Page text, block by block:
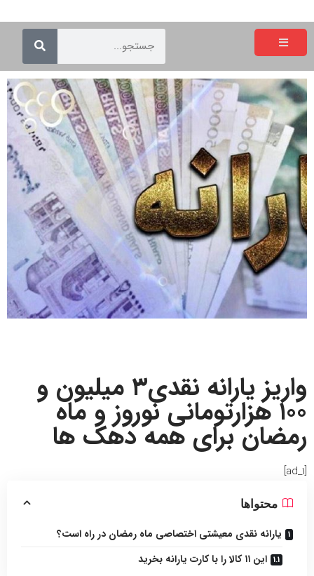
واریز یارانه نقدی۳ میلیون و
۱۰۰ هزارتومانی نوروز و ماه
رمضان برای همه دهک ها
[ad_1]
محتواها
یارانه نقدی معیشتی اختصاصی ماه رمضان در راه است؟
این ۱۱ کالا را با کارت یارانه بخرید